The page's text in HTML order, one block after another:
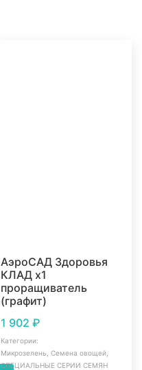
АэроСАД Здоровья
КЛАД х1
проращиватель
(графит)
1 902₽
Категории:
Микрозелень ,Семена овощей
СПЕЦИАЛЬНЫЕ СЕРИИ СЕМЯН